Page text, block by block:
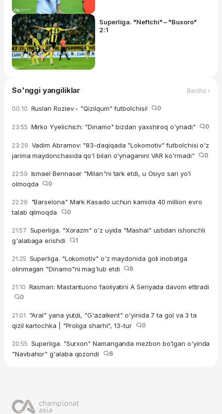
Superliga. "Neftchi" – "Buxoro"
2:1
So'nggi yangiliklar Barcha ›
00:10 Ruslan Roziev - "Qizilqum" futbolchisi! 0
23:55 Mirko Yyelichich: "Dinamo" bizdan yaxshiroq o'ynadi" 0
23:29 Vadim Abramov: "83-daqiqada "Lokomotiv" futbolchisi o'z
jarima maydonchasida qo'l bilan o'ynaganini VAR ko'rmadi"
0
22:59 Ismael Bennaser "Milan"ni tark etdi, u Osiyo sari yo'l
olmoqda
0
22:29 "Barselona" Mark Kasado uchun kamida 40 million evro
talab qilmoqda
0
21:57 Superliga. "Xorazm" o'z uyida "Mashal" ustidan ishonchli
g'alabaga erishdi
1
21:25 Superliga. "Lokomotiv" o'z maydonida goli inobatga
olinmagan "Dinamo"ni mag'lub etdi
6
21:10 Rasman: Mastantuono faoliyatini A Seriyada davom ettiradi
0
21:01 "Aral" yana yutdi, "G'azalkent" o'yinida 7 ta gol va 3 ta
qizil kartochka | "Proliga sharhi", 13-tur
0
20:55 Superliga. "Surxon" Namanganda mezbon bo'lgan o'yinda
"Navbahor" g'alaba qozondi
6